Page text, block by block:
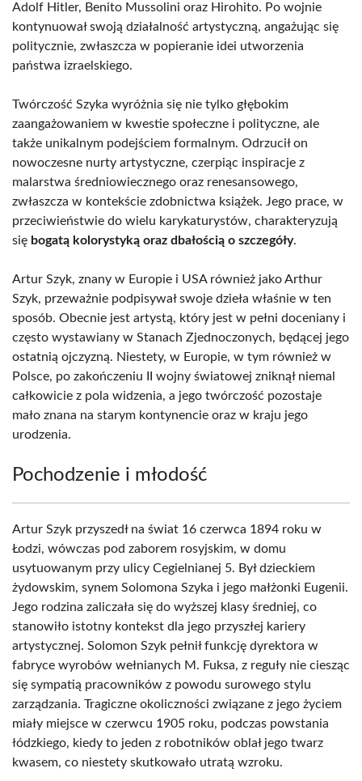
Adolf Hitler, Benito Mussolini oraz Hirohito. Po wojnie
kontynuował swoją działalność artystyczną, angażując się
politycznie, zwłaszcza w popieranie idei utworzenia
państwa izraelskiego.
Twórczość Szyka wyróżnia się nie tylko głębokim
zaangażowaniem w kwestie społeczne i polityczne, ale
także unikalnym podejściem formalnym. Odrzucił on
nowoczesne nurty artystyczne, czerpiąc inspiracje z
malarstwa średniowiecznego oraz renesansowego,
zwłaszcza w kontekście zdobnictwa książek. Jego prace, w
przeciwieństwie do wielu karykaturystów, charakteryzują
się bogatą kolorystyką oraz dbałością o szczegóły.
Artur Szyk, znany w Europie i USA również jako Arthur
Szyk, przeważnie podpisywał swoje dzieła właśnie w ten
sposób. Obecnie jest artystą, który jest w pełni doceniany i
często wystawiany w Stanach Zjednoczonych, będącej jego
ostatnią ojczyzną. Niestety, w Europie, w tym również w
Polsce, po zakończeniu II wojny światowej zniknął niemal
całkowicie z pola widzenia, a jego twórczość pozostaje
mało znana na starym kontynencie oraz w kraju jego
urodzenia.
Pochodzenie i młodość
Artur Szyk przyszedł na świat 16 czerwca 1894 roku w
Łodzi, wówczas pod zaborem rosyjskim, w domu
usytuowanym przy ulicy Cegielnianej 5. Był dzieckiem
żydowskim, synem Solomona Szyka i jego małżonki Eugenii.
Jego rodzina zaliczała się do wyższej klasy średniej, co
stanowiło istotny kontekst dla jego przyszłej kariery
artystycznej. Solomon Szyk pełnił funkcję dyrektora w
fabryce wyrobów wełnianych M. Fuksa, z reguły nie ciesząc
się sympatią pracowników z powodu surowego stylu
zarządzania. Tragiczne okoliczności związane z jego życiem
miały miejsce w czerwcu 1905 roku, podczas powstania
łódzkiego, kiedy to jeden z robotników oblał jego twarz
kwasem, co niestety skutkowało utratą wzroku.